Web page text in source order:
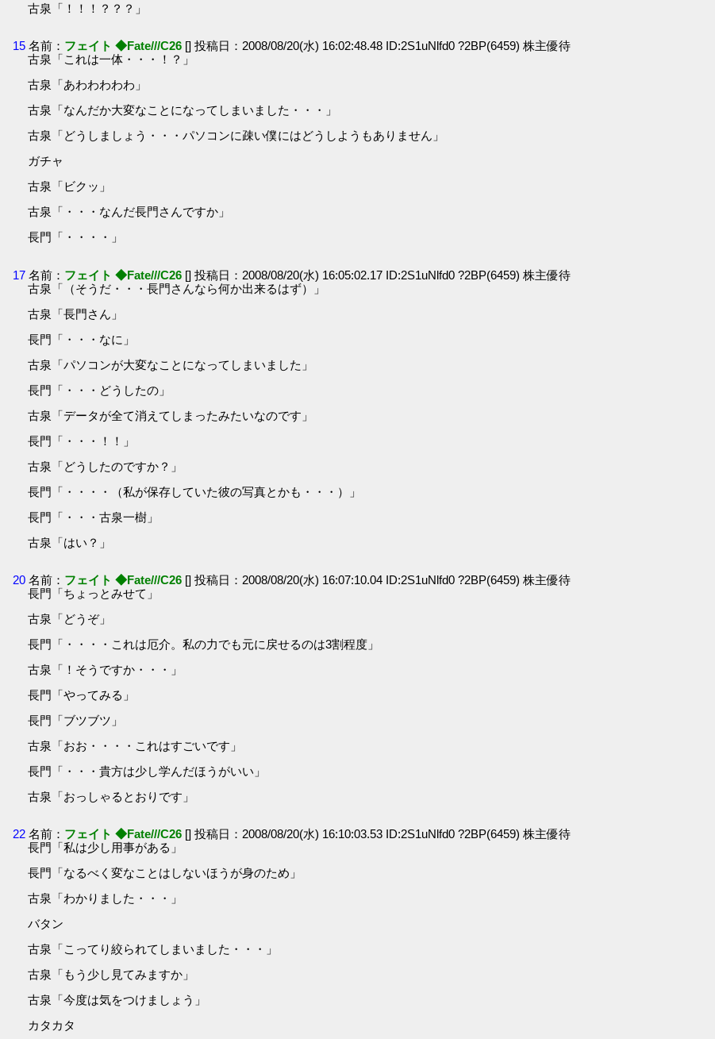
古泉「！！！？？？」
15 名前： フェイト ◆Fate///C26 [] 投稿日：2008/08/20(水) 16:02:48.48 ID:2S1uNlfd0 ?2BP(6459) 株主優待
古泉「これは一体・・・！？」
古泉「あわわわわわ」
古泉「なんだか大変なことになってしまいました・・・」
古泉「どうしましょう・・・パソコンに疎い僕にはどうしようもありません」
ガチャ
古泉「ビクッ」
古泉「・・・なんだ長門さんですか」
長門「・・・・」
17 名前： フェイト ◆Fate///C26 [] 投稿日：2008/08/20(水) 16:05:02.17 ID:2S1uNlfd0 ?2BP(6459) 株主優待
古泉「（そうだ・・・長門さんなら何か出来るはず）」
古泉「長門さん」
長門「・・・なに」
古泉「パソコンが大変なことになってしまいました」
長門「・・・どうしたの」
古泉「データが全て消えてしまったみたいなのです」
長門「・・・！！」
古泉「どうしたのですか？」
長門「・・・・（私が保存していた彼の写真とかも・・・）」
長門「・・・古泉一樹」
古泉「はい？」
20 名前： フェイト ◆Fate///C26 [] 投稿日：2008/08/20(水) 16:07:10.04 ID:2S1uNlfd0 ?2BP(6459) 株主優待
長門「ちょっとみせて」
古泉「どうぞ」
長門「・・・・これは厄介。私の力でも元に戻せるのは3割程度」
古泉「！そうですか・・・」
長門「やってみる」
長門「ブツブツ」
古泉「おお・・・・これはすごいです」
長門「・・・貴方は少し学んだほうがいい」
古泉「おっしゃるとおりです」
22 名前： フェイト ◆Fate///C26 [] 投稿日：2008/08/20(水) 16:10:03.53 ID:2S1uNlfd0 ?2BP(6459) 株主優待
長門「私は少し用事がある」
長門「なるべく変なことはしないほうが身のため」
古泉「わかりました・・・」
バタン
古泉「こってり絞られてしまいました・・・」
古泉「もう少し見てみますか」
古泉「今度は気をつけましょう」
カタカタ